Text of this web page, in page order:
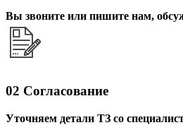
Вы звоните или пишите нам,
02 Согласование
Уточняем детали ТЗ со